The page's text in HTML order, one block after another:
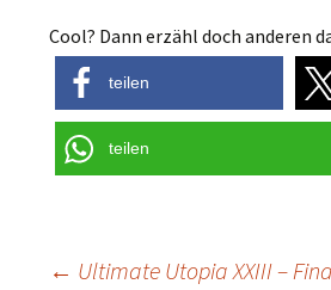
Cool? Dann erzähl doch anderen
teilen
teilen
← Ultimate Utopia XXIII –